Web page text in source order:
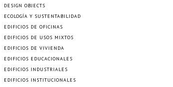
DESIGN OBJECTS
ECOLOGÍA Y SUSTENTABILIDAD
EDIFICIOS DE OFICINAS
EDIFICIOS DE USOS MIXTOS
EDIFICIOS DE VIVIENDA
EDIFICIOS EDUCACIONALES
EDIFICIOS INDUSTRIALES
EDIFICIOS INSTITUCIONALES